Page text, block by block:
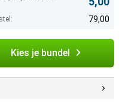
79,00
Kies je bundel